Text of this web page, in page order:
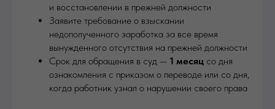
и восстановлении в прежней должности
Заявите требование о взыскании
недополученного заработка за все время
вынужденного отсутствия на прежней должности
Срок для обращения в суд — 1 месяц со дня
ознакомления с приказом о переводе или со дня,
когда работник узнал о нарушении своего права